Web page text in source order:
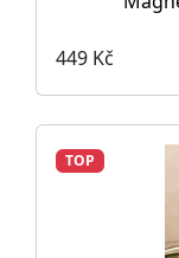
449 Kč
TOP